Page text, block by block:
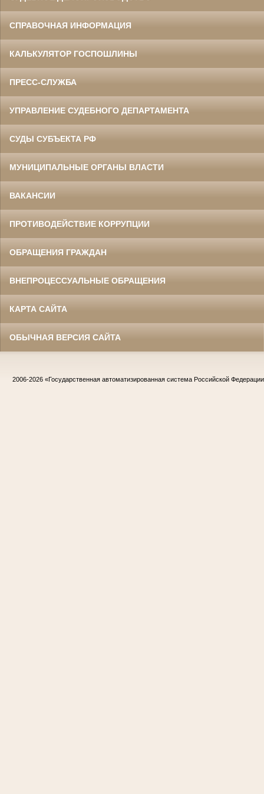
Данилов Василий Степанович
Председатель Белгородского
в период с 1960 по 1973 гг.
Ермоленко Фаина Семеновна
областного суда
Жилин Иван Назарович
Судья Белгородского областного суда
СПРАВОЧНАЯ ИНФОРМАЦИЯ
КАЛЬКУЛЯТОР ГОСПОШЛИНЫ
ПРЕСС-СЛУЖБА
УПРАВЛЕНИЕ СУДЕБНОГО ДЕПАРТАМЕНТА
СУДЫ СУБЪЕКТА РФ
МУНИЦИПАЛЬНЫЕ ОРГАНЫ ВЛАСТИ
ВАКАНСИИ
ПРОТИВОДЕЙСТВИЕ КОРРУПЦИИ
ОБРАЩЕНИЯ ГРАЖДАН
ВНЕПРОЦЕССУАЛЬНЫЕ ОБРАЩЕНИЯ
КАРТА САЙТА
ОБЫЧНАЯ ВЕРСИЯ САЙТА
2006-2026 «Государственная автоматизированная система Российской